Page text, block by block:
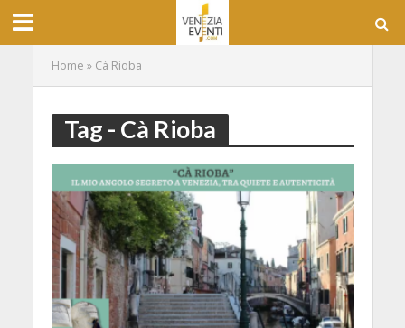
Home » Cà Rioba
Tag - Cà Rioba